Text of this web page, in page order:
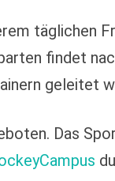
täglichen
findet
geleitet
Das